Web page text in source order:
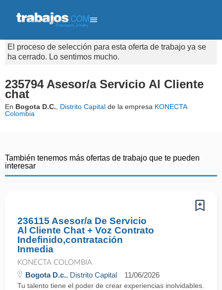
El proceso de selección para esta oferta de trabajo ya se
ha cerrado. Lo sentimos mucho.
235794 Asesor/a Servicio Al Cliente
chat
En Bogota D.C. Distrito Capital de la empresa KONECTA
Colombia
También tenemos más ofertas de trabajo que te pueden
interesar
236115 Asesor/a De Servicio
Al Cliente Chat + Voz Contrato
Indefinido,contratación
Inmedia
KONECTA COLOMBIA
Bogota D.c., Distrito Capital 11/06/2026
Tu talento tiene el poder de crear experiencias inolvidables.